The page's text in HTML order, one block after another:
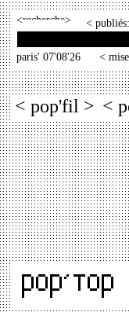
< > <
paris' 07'08'26 <
< pop'fil > <